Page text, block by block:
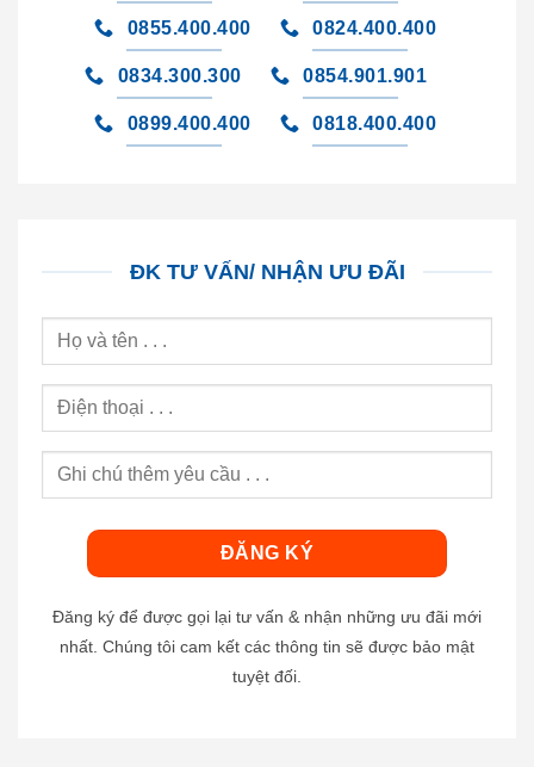
0855.400.400 0824.400.400
0834.300.300 0854.901.901
0899.400.400 0818.400.400
ĐK TƯ VẤN/ NHẬN ƯU ĐÃI
Đăng ký để được gọi lại tư vấn & nhận những ưu đãi mới
nhất. Chúng tôi cam kết các thông tin sẽ được bảo mật
tuyệt đối.